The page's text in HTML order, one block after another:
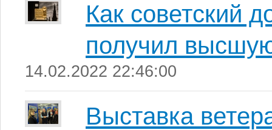
Как советский
получил
14.02.2022 22:46:00
Выставка